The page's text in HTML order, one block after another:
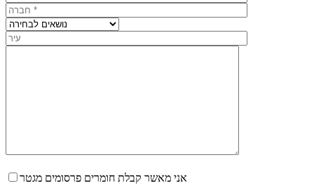
אני מאשר קבלת חומרים פרסומים מגטר